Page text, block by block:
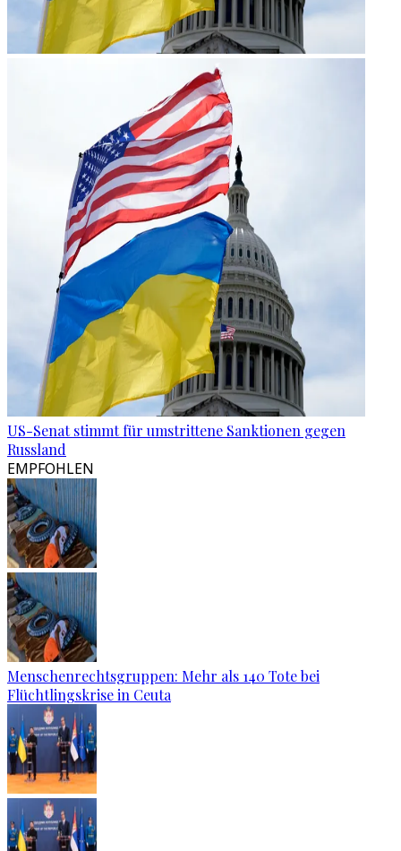
US-Senat stimmt für umstrittene Sanktionen gegen
Russland
EMPFOHLEN
Menschenrechtsgruppen: Mehr als 140 Tote bei
Flüchtlingskrise in Ceuta